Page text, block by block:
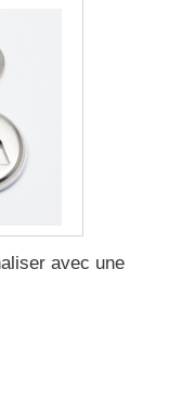
avec une